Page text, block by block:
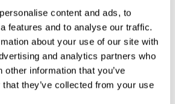
content and ads, to
features and to analyse our traffic.
about your use of our site with
and analytics partners who
other information that you’ve
they’ve collected from your use
V 400